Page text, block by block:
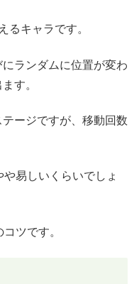
るキャラです。
ランダムに位置が変わ
す。
ージですが、移動回数
易しいくらいでしょ
ツです。